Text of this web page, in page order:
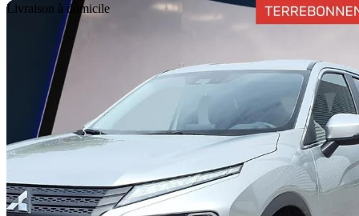
Livraison à domicile